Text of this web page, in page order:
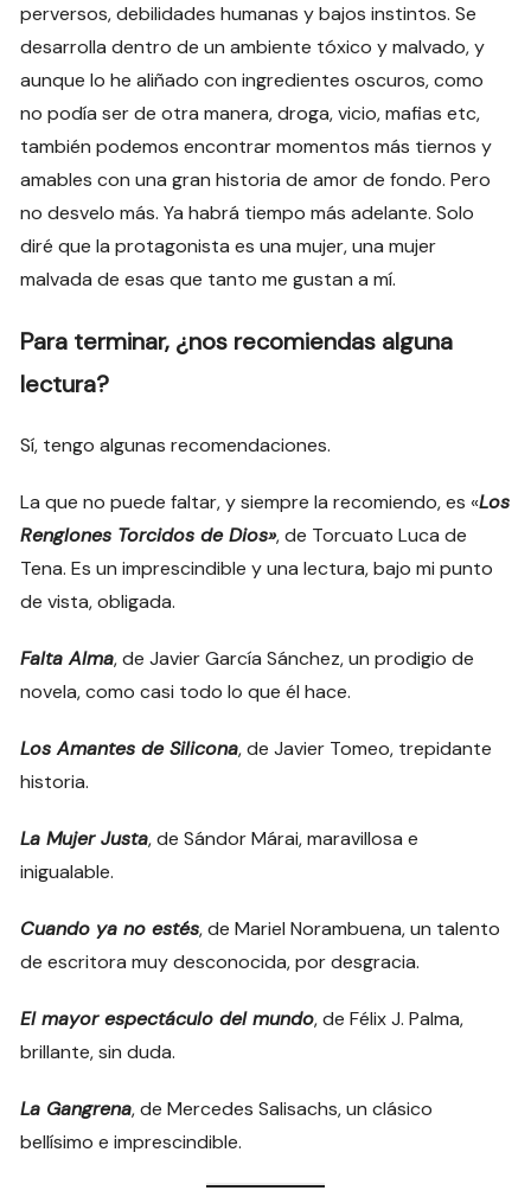
perversos, debilidades humanas y bajos instintos. Se
desarrolla dentro de un ambiente tóxico y malvado, y
aunque lo he aliñado con ingredientes oscuros, como
no podía ser de otra manera, droga, vicio, mafias etc,
también podemos encontrar momentos más tiernos y
amables con una gran historia de amor de fondo. Pero
no desvelo más. Ya habrá tiempo más adelante. Solo
diré que la protagonista es una mujer, una mujer
malvada de esas que tanto me gustan a mí.
Para terminar, ¿nos recomiendas alguna
lectura?
Sí, tengo algunas recomendaciones.
La que no puede faltar, y siempre la recomiendo, es «Los
Renglones Torcidos de Dios», de Torcuato Luca de
Tena. Es un imprescindible y una lectura, bajo mi punto
de vista, obligada.
Falta Alma, de Javier García Sánchez, un prodigio de
novela, como casi todo lo que él hace.
Los Amantes de Silicona, de Javier Tomeo, trepidante
historia.
La Mujer Justa, de Sándor Márai, maravillosa e
inigualable.
Cuando ya no estés, de Mariel Norambuena, un talento
de escritora muy desconocida, por desgracia.
El mayor espectáculo del mundo, de Félix J. Palma,
brillante, sin duda.
La Gangrena, de Mercedes Salisachs, un clásico
bellísimo e imprescindible.